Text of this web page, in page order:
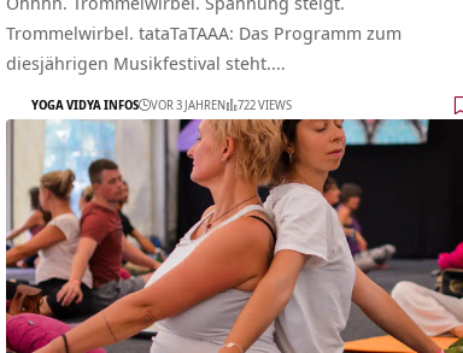
Trommelwirbel. tataTaTAAA: Das Programm zum
diesjährigen Musikfestival steht.…
YOGA VIDYA INFOS VOR 3 JAHREN 722 VIEWS